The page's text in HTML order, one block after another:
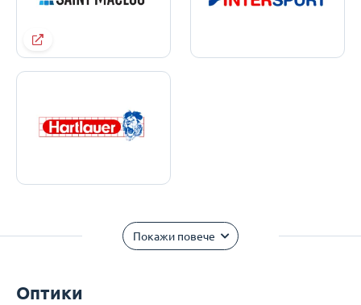
Покажи повече
Оптики